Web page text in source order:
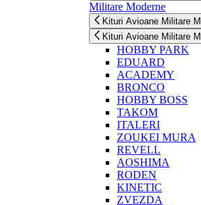
Militare Moderne
Kituri Avioane Militare
Kituri Avioane Militare
HOBBY PARK
EDUARD
ACADEMY
BRONCO
HOBBY BOSS
TAKOM
ITALERI
ZOUKEI MURA
REVELL
AOSHIMA
RODEN
KINETIC
ZVEZDA